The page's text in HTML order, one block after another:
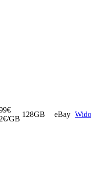
GB
128GB eBay